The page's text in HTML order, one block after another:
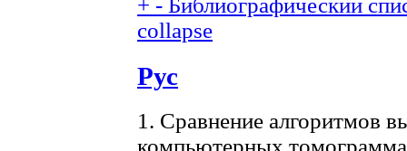
collapse
Рус
1. Сравнение алгоритмов